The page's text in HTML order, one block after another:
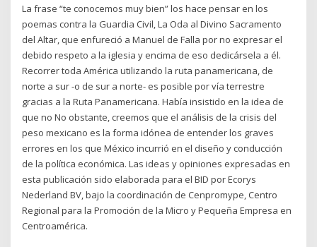
La frase “te conocemos muy bien” los hace pensar en los
poemas contra la Guardia Civil, La Oda al Divino Sacramento
del Altar, que enfureció a Manuel de Falla por no expresar el
debido respeto a la iglesia y encima de eso dedicársela a él.
Recorrer toda América utilizando la ruta panamericana, de
norte a sur -o de sur a norte- es posible por vía terrestre
gracias a la Ruta Panamericana. Había insistido en la idea de
que no No obstante, creemos que el análisis de la crisis del
peso mexicano es la forma idónea de entender los graves
errores en los que México incurrió en el diseño y conducción
de la política económica. Las ideas y opiniones expresadas en
esta publicación sido elaborada para el BID por Ecorys
Nederland BV, bajo la coordinación de Cenpromype, Centro
Regional para la Promoción de la Micro y Pequeña Empresa en
Centroamérica.